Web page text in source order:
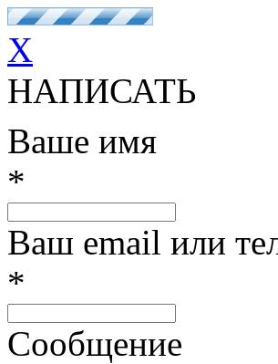
X
НАПИСАТЬ
Ваше имя
*
Ваш email или
*
Сообщение